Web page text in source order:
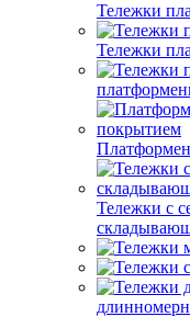
Тележки
Тележки
Тележки с